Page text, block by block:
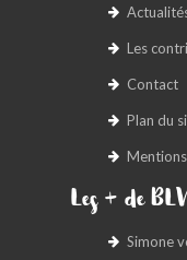
Les
Contact
Plan du
Les + de BLV
Simone